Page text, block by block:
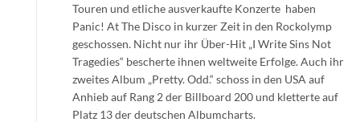
Touren und etliche ausverkaufte Konzerte haben
Panic! At The Disco in kurzer Zeit in den Rockolymp
geschossen. Nicht nur ihr Über-Hit „I Write Sins Not
Tragedies“ bescherte ihnen weltweite Erfolge. Auch ihr
zweites Album „Pretty. Odd.“ schoss in den USA auf
Anhieb auf Rang 2 der Billboard 200 und kletterte auf
Platz 13 der deutschen Albumcharts.